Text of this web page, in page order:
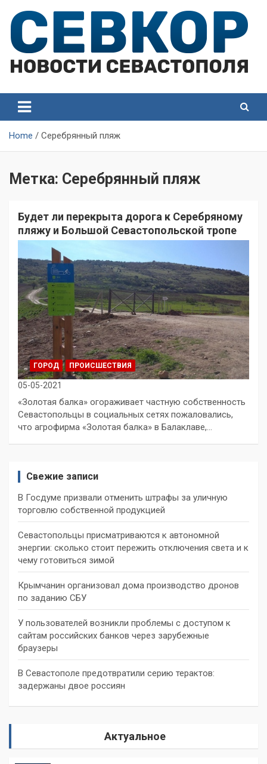
content
Севастополя
Севастополя
Home Серебрянный пляж
Метка: Серебрянный пляж
Будет ли перекрыта дорога к Серебряному
пляжу и Большой Севастопольской тропе
ГОРОД ПРОИСШЕСТВИЯ
05-05-2021
«Золотая балка» огораживает частную собственность
Севастопольцы в социальных сетях пожаловались,
что агрофирма «Золотая балка» в Балаклаве,…
Свежие записи
В Госдуме призвали отменить штрафы за уличную
торговлю собственной продукцией
Севастопольцы присматриваются к автономной
энергии: сколько стоит пережить отключения света и к
чему готовиться зимой
Крымчанин организовал дома производство дронов
по заданию СБУ
У пользователей возникли проблемы с доступом к
сайтам российских банков через зарубежные
браузеры
В Севастополе предотвратили серию терактов:
задержаны двое россиян
Актуальное